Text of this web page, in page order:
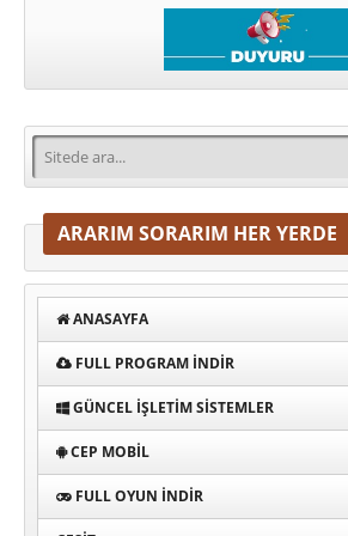
ARARIM SORARIM HER YERDE
ANASAYFA
FULL PROGRAM INDIR
GÜNCEL İŞLETIM SISTEMLER
CEP MOBIL
FULL OYUN İNDIR